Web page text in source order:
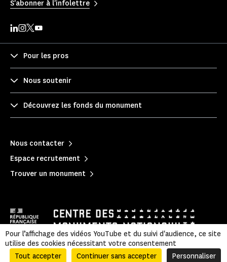
S'abonner à l'infolettre
Pour les pros
Nous soutenir
Découvrez les fonds du monument
Nous contacter
Espace recrutement
Trouver un monument
Mentions légales Politique de confidentialité
|
Pour l’affichage des vidéos YouTube et du suivi d'audience, ce site
utilise des cookies nécessitant votre consentement
Tout accepter
Continuer sans accepter Personnaliser